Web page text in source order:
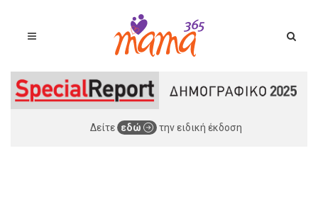
Δείτε εδώ την ειδική έκδοση